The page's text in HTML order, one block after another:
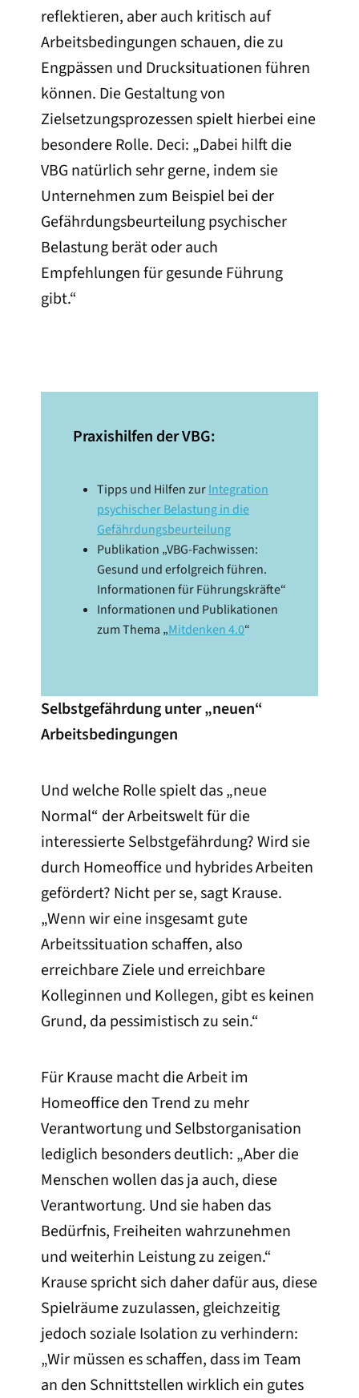
reflektieren, aber auch kritisch auf
Arbeitsbedingungen schauen, die zu
Engpässen und Drucksituationen führen
können. Die Gestaltung von
Zielsetzungsprozessen spielt hierbei eine
besondere Rolle. Deci: „Dabei hilft die
VBG natürlich sehr gerne, indem sie
Unternehmen zum Beispiel bei der
Gefährdungsbeurteilung psychischer
Belastung berät oder auch
Empfehlungen für gesunde Führung
gibt.“
Praxishilfen der VBG:
Tipps und Hilfen zurIntegration
psychischer Belastung in die
Gefährdungsbeurteilung
Publikation „VBG-Fachwissen:
Gesund und erfolgreich führen.
Informationen für Führungskräfte“
Informationen und Publikationen
zum Thema „Mitdenken 4.0“
Selbstgefährdung unter „neuen“
Arbeitsbedingungen
Und welche Rolle spielt das „neue
Normal“ der Arbeitswelt für die
interessierte Selbstgefährdung? Wird sie
durch Homeoffice und hybrides Arbeiten
gefördert? Nicht per se, sagt Krause.
„Wenn wir eine insgesamt gute
Arbeitssituation schaffen, also
erreichbare Ziele und erreichbare
Kolleginnen und Kollegen, gibt es keinen
Grund, da pessimistisch zu sein.“
Für Krause macht die Arbeit im
Homeoffice den Trend zu mehr
Verantwortung und Selbstorganisation
lediglich besonders deutlich: „Aber die
Menschen wollen das ja auch, diese
Verantwortung. Und sie haben das
Bedürfnis, Freiheiten wahrzunehmen
und weiterhin Leistung zu zeigen.“
Krause spricht sich daher dafür aus, diese
Spielräume zuzulassen, gleichzeitig
jedoch soziale Isolation zu verhindern:
„Wir müssen es schaffen, dass im Team
an den Schnittstellen wirklich ein gutes